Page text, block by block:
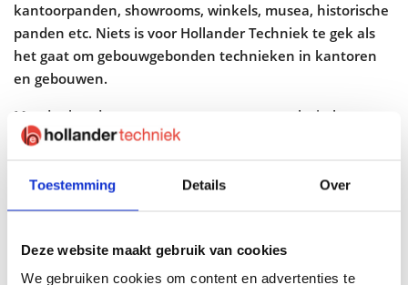
Toestemming Details Over
Deze website maakt gebruik van cookies
We gebruiken cookies om content en advertenties te
kantoorpanden, showrooms, winkels, musea, historische
panden etc. Niets is voor Hollander Techniek te gek als
het gaat om gebouwgebonden technieken in kantoren
en gebouwen.
Meedenkende partner van ontwerp tot technische
beheer
Hollander Techniek heeft alle expertises in huis om een
project van begin tot eind integraal te realiseren. We zijn
aan het technisch beheer. Onze adviseurs denken graag met